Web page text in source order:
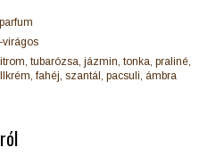
virágos
tubarózsa, jázmin, tonka, praliné,
fahéj, szantál, pacsuli, ámbra